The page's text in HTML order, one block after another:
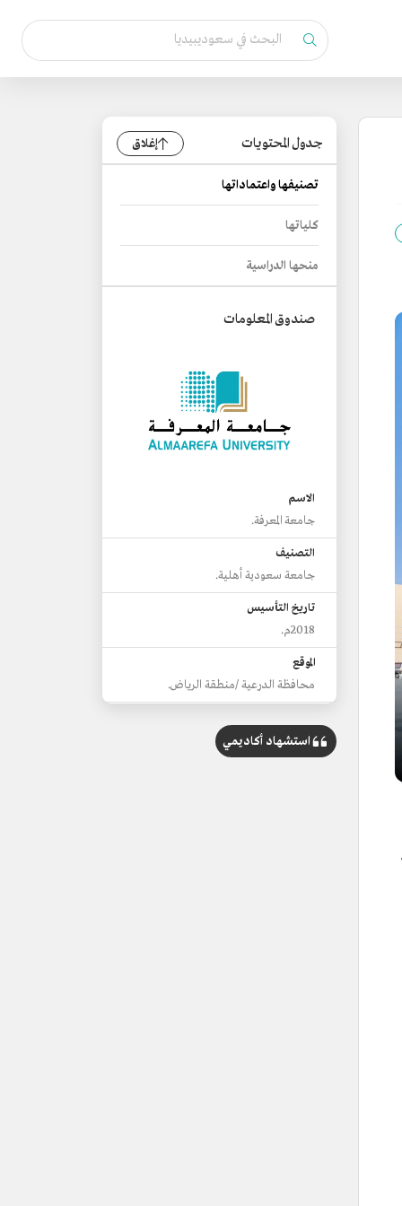
جدول المحتويات إغلاق
تصنيفها واعتماداتها
كلياتها
منحها الدراسية
صندوق المعلومات
الاسم
جامعة المعرفة.
التصنيف
جامعة سعودية أهلية.
تاريخ التأسيس
2018م.
الموقع
محافظة الدرعية /منطقة الرياض.
ثلاث كليات.
استشهاد أكاديمي